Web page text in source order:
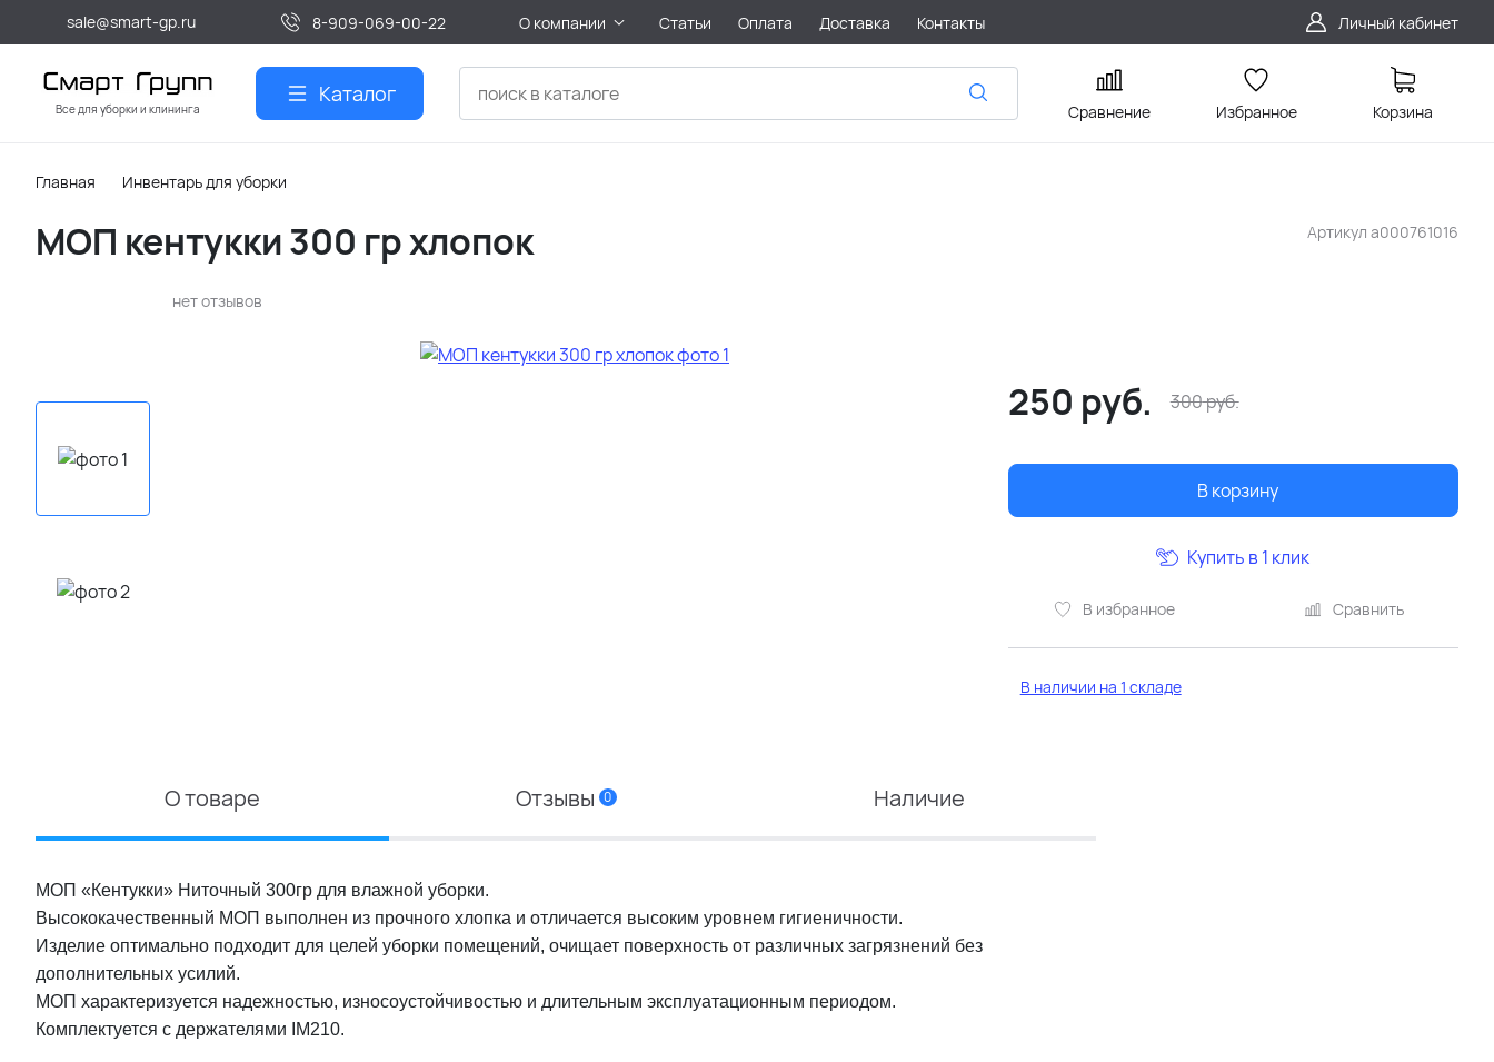
sale@smart-gp.ru 8-909-069-00-22 О компании Статьи Оплата Доставка Контакты Личный кабинет
Все для уборки и клининга
Каталог
Сравнение Избранное Корзина
Главная Инвентарь для уборки
Артикул a000761016
МОП кентукки 300 гр хлопок
нет отзывов
250 руб. 300руб.
В корзину
В избранное Сравнить
Купить в 1 клик
В наличии на 1 складе
О товаре Отзывы 0 Наличие
МОП «Кентукки» Ниточный 300гр для влажной уборки.
Высококачественный МОП выполнен из прочного хлопка и отличается высоким уровнем гигиеничности.
Изделие оптимально подходит для целей уборки помещений, очищает поверхность от различных загрязнений без
дополнительных усилий.
МОП характеризуется надежностью, износоустойчивостью и длительным эксплуатационным периодом.
Комплектуется с держателями IM210.